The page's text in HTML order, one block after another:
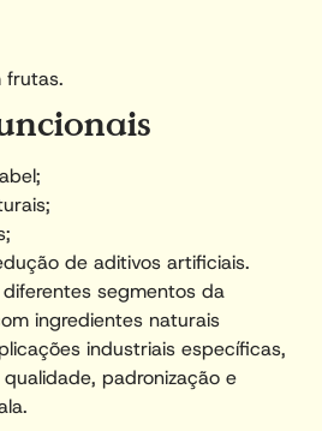
frutas.
de aditivos artificiais.
segmentos da
ingredientes naturais
industriais específicas,
padronização e